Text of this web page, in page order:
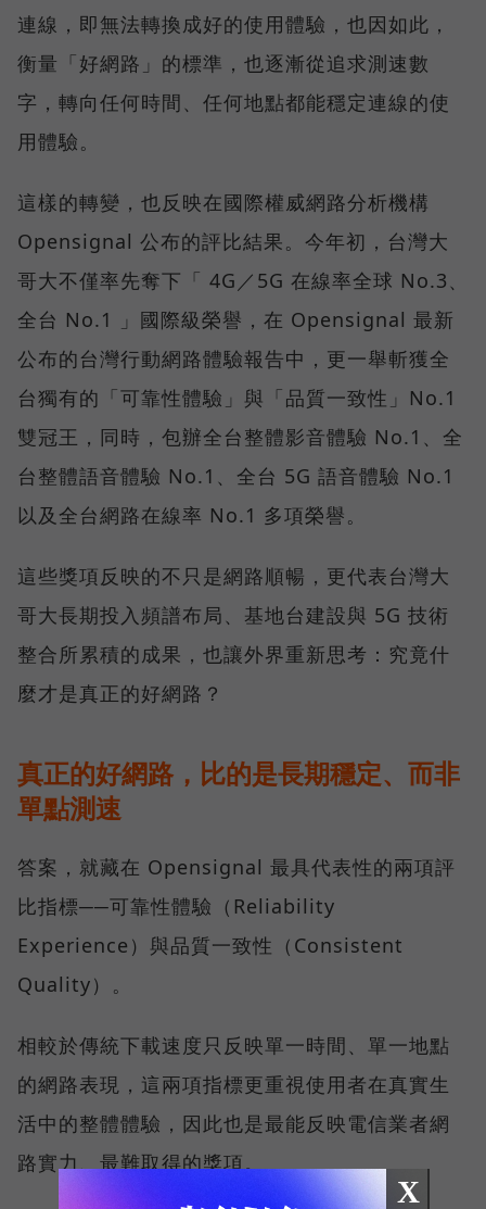
連線，即無法轉換成好的使用體驗，也因如此，
衡量「好網路」的標準，也逐漸從追求測速數
字，轉向任何時間、任何地點都能穩定連線的使
用體驗。
這樣的轉變，也反映在國際權威網路分析機構
Opensignal 公布的評比結果。今年初，台灣大
哥大不僅率先奪下「 4G／5G 在線率全球 No.3、
全台 No.1 」國際級榮譽，在 Opensignal 最新
公布的台灣行動網路體驗報告中，更一舉斬獲全
台獨有的「可靠性體驗」與「品質一致性」No.1
雙冠王，同時，包辦全台整體影音體驗 No.1、全
台整體語音體驗 No.1、全台 5G 語音體驗 No.1
以及全台網路在線率 No.1 多項榮譽。
這些獎項反映的不只是網路順暢，更代表台灣大
哥大長期投入頻譜布局、基地台建設與 5G 技術
整合所累積的成果，也讓外界重新思考：究竟什
麼才是真正的好網路？
真正的好網路，比的是長期穩定、而非
單點測速
答案，就藏在 Opensignal 最具代表性的兩項評
比指標──可靠性體驗（Reliability
Experience）與品質一致性（Consistent
Quality）。
相較於傳統下載速度只反映單一時間、單一地點
的網路表現，這兩項指標更重視使用者在真實生
活中的整體體驗，因此也是最能反映電信業者網
路實力、最難取得的獎項。
X